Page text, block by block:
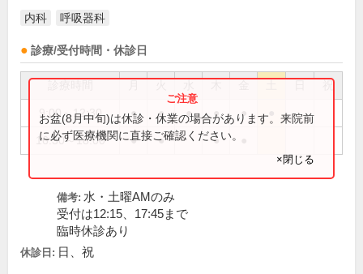
内科 呼吸器科
診療/受付時間・休診日
祝
9:00～12:30 ● ● ● ● ●
16:30～18:00 ● ● ●
お盆(8月中旬)は休診・休業の場合があります。来院前
に必ず医療機関に直接ご確認ください。
×閉じる
備考: 水・土曜AMのみ
受付は12:15、17:45まで
臨時休診あり
休診日: 日、祝